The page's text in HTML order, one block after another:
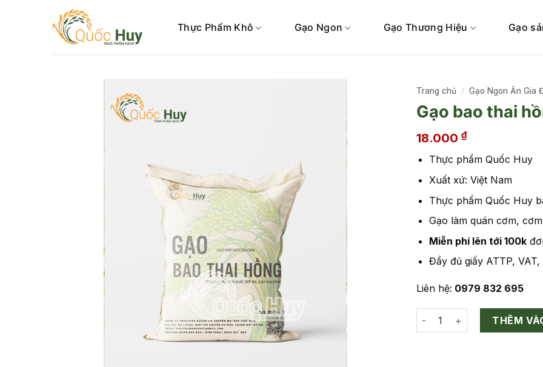
Thực Phẩm Khô Gạo Ngon Gạo Thương Hiệu Gạo
Trang chủ / Gạo Ngon Ăn Gia
Gạo bao thai
18.000 ₫
Thực phẩm Quốc Huy
Xuất xứ: Việt Nam
Thực phẩm Quốc Huy
Gạo làm quán cơm,
Miễn phí lên tới 100k
Đầy đủ giấy ATTP,
Liên hệ: 0979 832 695
Gạo bao thai hồng số lượng
THÊM